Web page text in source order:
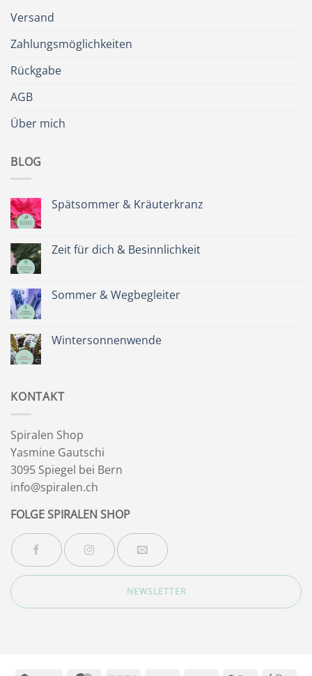
Versand
Zahlungsmöglichkeiten
Rückgabe
AGB
Über mich
BLOG
Spätsommer & Kräuterkranz
Spätsommer
&
Zeit für dich & Besinnlichkeit
Zeit
für
Sommer & Wegbegleiter
Sommer
&
Wintersonnenwende
KONTAKT
Spiralen Shop
Yasmine Gautschi
3095 Spiegel bei Bern
info@spiralen.ch
FOLGE SPIRALEN SHOP
NEWSLETTER